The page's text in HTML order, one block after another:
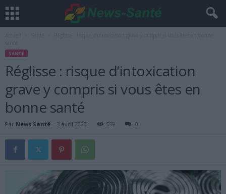
SANTÉ
Réglisse : risque d’intoxication
grave y compris si vous êtes en
bonne santé
Par News Santé - 3 avril 2023 559 0